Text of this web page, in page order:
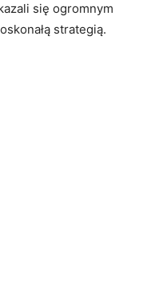
się ogromnym
strategią.